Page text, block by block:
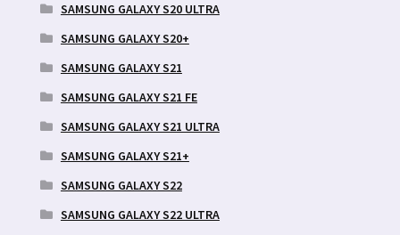
SAMSUNG GALAXY S20 ULTRA
SAMSUNG GALAXY S20+
SAMSUNG GALAXY S21
SAMSUNG GALAXY S21 FE
SAMSUNG GALAXY S21 ULTRA
SAMSUNG GALAXY S21+
SAMSUNG GALAXY S22
SAMSUNG GALAXY S22 ULTRA